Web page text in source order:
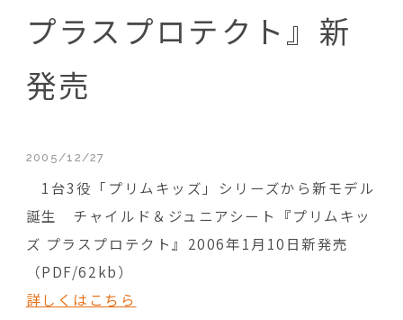
プラスプロテクト』新
発売
2005/12/27
1台3役「プリムキッズ」シリーズから新モデル
誕生 チャイルド＆ジュニアシート『プリムキッ
ズ プラスプロテクト』2006年1月10日新発売
（PDF/62kb）
詳しくはこちら